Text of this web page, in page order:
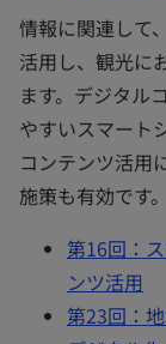
情報に関連して
活用し、観光に
ます。デジタル
やすいスマート
コンテンツ活用
施策も有効です。
第16回：
ンツ活用
第23回：